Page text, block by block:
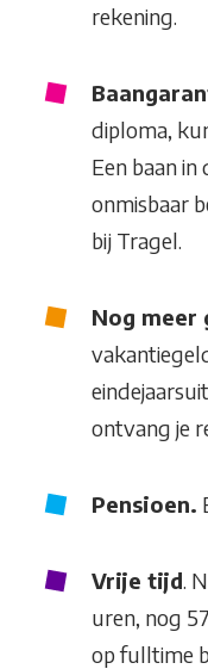
rekening.
diploma,
Een baan
onmisbaar
bij Tragel.
Nog meer
ontvang je
Pensioen.
Vrije tijd .
uren, nog
op fulltime